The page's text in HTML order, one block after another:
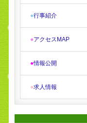
●行事紹介
●アクセスMAP
●情報公開
●求人情報